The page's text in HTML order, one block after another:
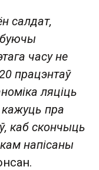
салдат,
часу не
працэнтаў
ляціць
пра
каб скончыць
напісаны